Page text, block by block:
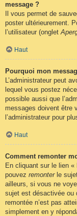
message ?
Il vous permet de
poster ultérieurement.
l’utilisateur (onglet
Haut
Pourquoi mon
L’administrateur peut
lequel vous postez
possible aussi que
messages doivent être
l’administrateur pour
Haut
Comment remonter
En cliquant sur le lien
pouvez remonterle
ailleurs, si vous ne
sujet est désactivée ou
remontée n’est pas
simplement en y